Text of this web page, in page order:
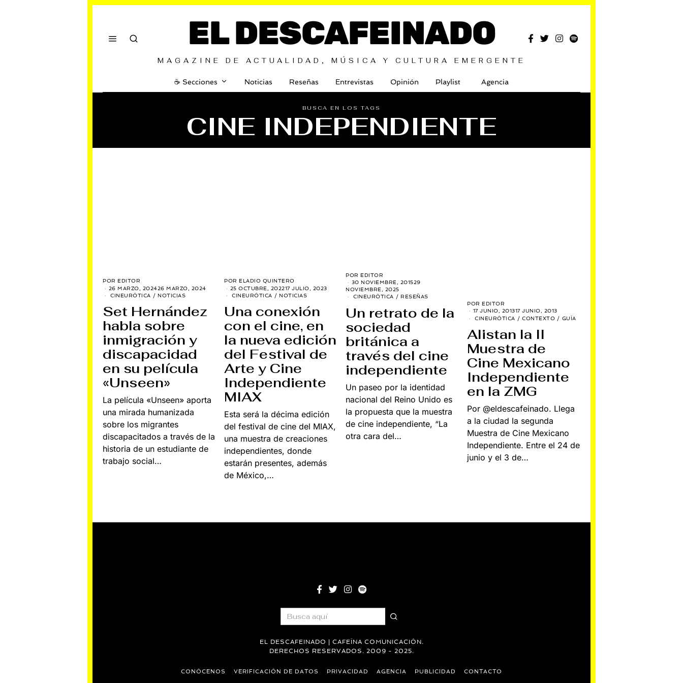
EL DESCAFEINADO
MAGAZINE DE ACTUALIDAD, MÚSICA Y CULTURA EMERGENTE
☕️ Secciones Noticias Reseñas Entrevistas Opinión Playlist Agencia
BUSCA EN LOS TAGS
CINE INDEPENDIENTE
POR EDITOR
26 MARZO, 202426 MARZO, 2024
CINEURÓTICA / NOTICIAS
Set Hernández
habla sobre
inmigración y
discapacidad
en su película
«Unseen»
La película «Unseen» aporta
una mirada humanizada
sobre los migrantes
discapacitados a través de la
historia de un estudiante de
trabajo social…
POR ELADIO QUINTERO
25 OCTUBRE, 202217 JULIO, 2023
CINEURÓTICA / NOTICIAS
Una conexión
con el cine, en
la nueva edición
del Festival de
Arte y Cine
Independiente
MIAX
Esta será la décima edición
del festival de cine del MIAX,
una muestra de creaciones
independientes, donde
estarán presentes, además
de México,…
POR EDITOR
30 NOVIEMBRE, 201529
NOVIEMBRE, 2025
CINEURÓTICA / RESEÑAS
Un retrato de la
sociedad
británica a
través del cine
independiente
Un paseo por la identidad
nacional del Reino Unido es
la propuesta que la muestra
de cine independiente, “La
otra cara del…
POR EDITOR
17 JUNIO, 201317 JUNIO, 2013
CINEURÓTICA / CONTEXTO / GUÍA
Alistan la II
Muestra de
Cine Mexicano
Independiente
en la ZMG
Por @eldescafeinado. Llega
a la ciudad la segunda
Muestra de Cine Mexicano
Independiente. Entre el 24 de
junio y el 3 de…
EL DESCAFEINADO | CAFEÍNA COMUNICACIÓN.
DERECHOS RESERVADOS. 2009 - 2025.
CONÓCENOS VERIFICACIÓN DE DATOS PRIVACIDAD AGENCIA PUBLICIDAD CONTACTO